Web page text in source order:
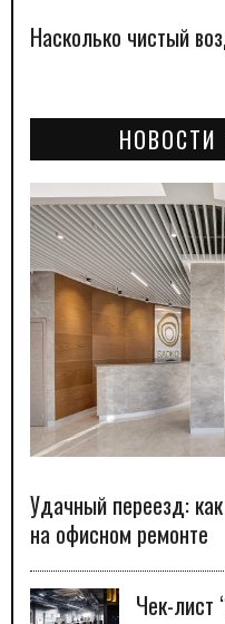
Насколько чистый
Удачный переезд:
на офисном ремонте
Чек-лист